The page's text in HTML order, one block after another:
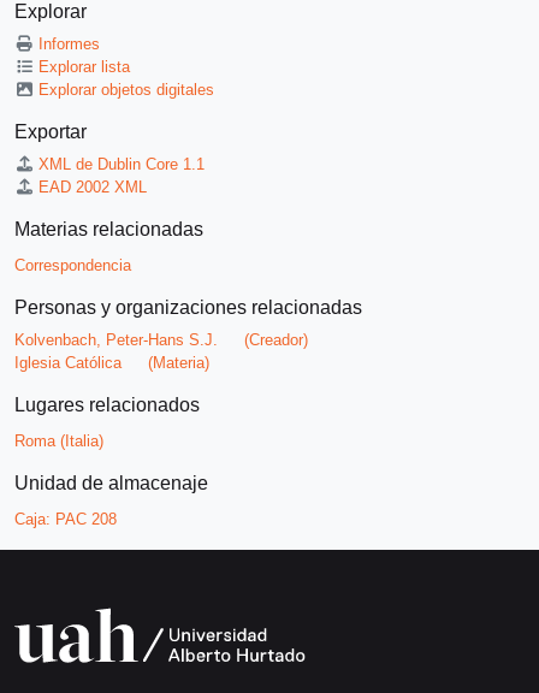
Explorar
Informes
Explorar lista
Explorar objetos digitales
Exportar
XML de Dublin Core 1.1
EAD 2002 XML
Materias relacionadas
Correspondencia
Personas y organizaciones relacionadas
Kolvenbach, Peter-Hans S.J.
(Creador)
Iglesia Católica
(Materia)
Lugares relacionados
Roma (Italia)
Unidad de almacenaje
Caja: PAC 208